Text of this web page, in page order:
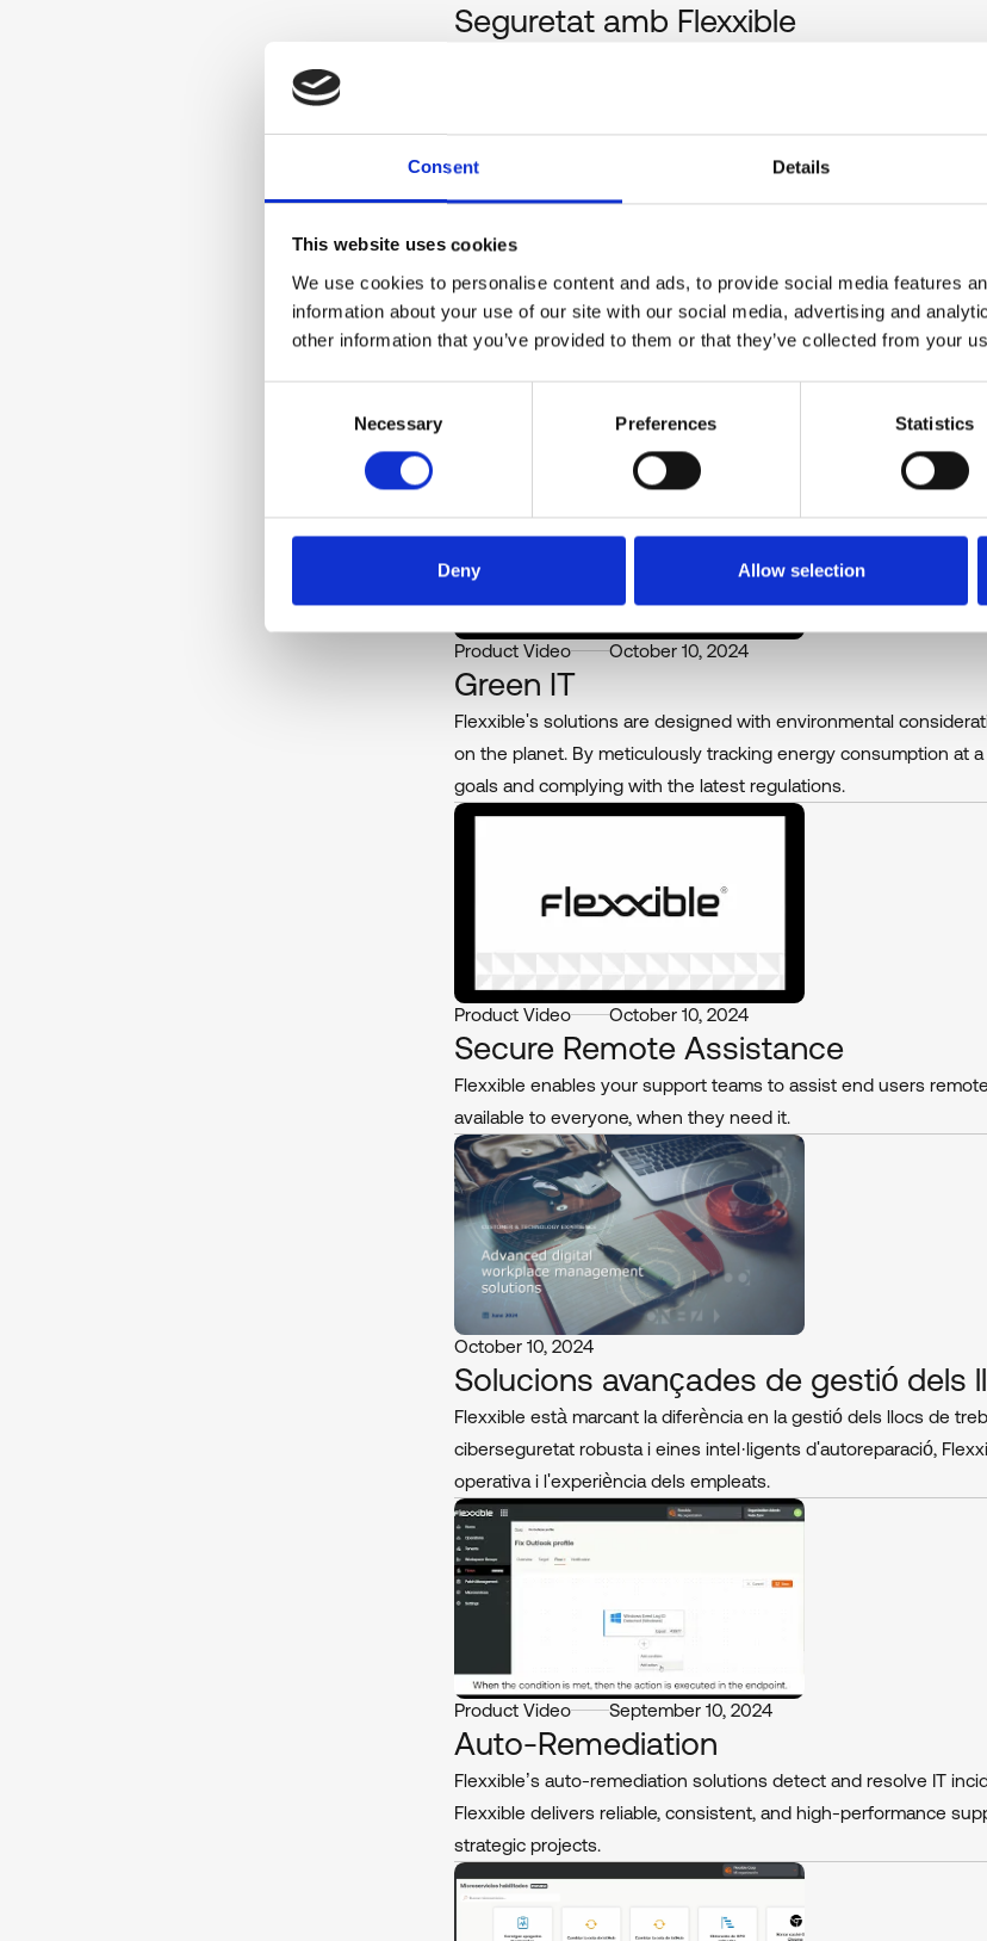
Consent Details
This website uses cookies
We use cookies to personalise content and ads, to provide social media features
information about your use of our site with our social media, advertising and
other information that you’ve provided to them or that they’ve collected from your
Necessary Preferences Statistics
Deny Allow selection
Seguretat amb Flexxible
La gestió, control, i seguretat amb Flexxible. Management,
Product Video October 21, 2024
Security & Patch Management
With Flexxible’s security solutions, organizations can
Product Video October 10, 2024
Green IT
Flexxible's solutions are designed with environmental
on the planet. By meticulously tracking energy consumption at
goals and complying with the latest regulations.
Product Video October 10, 2024
Secure Remote Assistance
Flexxible enables your support teams to assist end users
available to everyone, when they need it.
October 10, 2024
Solucions avançades de gestió dels
Flexxible està marcant la diferència en la gestió dels llocs de
ciberseguretat robusta i eines intel·ligents d'autoreparació,
operativa i l'experiència dels empleats.
Product Video September 10, 2024
Auto-Remediation
Flexxible’s auto-remediation solutions detect and resolve IT
Flexxible delivers reliable, consistent, and high-performance
strategic projects.